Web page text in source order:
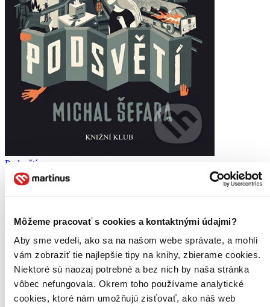
Môžeme pracovať s cookies a kontaktnými údajmi?
Aby sme vedeli, ako sa na našom webe správate, a mohli
vám zobraziť tie najlepšie tipy na knihy, zbierame cookies.
Niektoré sú naozaj potrebné a bez nich by naša stránka
vôbec nefungovala. Okrem toho používame analytické
cookies, ktoré nám umožňujú zisťovať, ako náš web
Podsvětí
CZ
Michal Šefara
V pražském metru se děje něco zvláštního. Výpadky světel, podivné
oltáře v tunelech, ozvěny a stihomamy jsou však jen předzvěstí
blížící se apokalypsy. Vedoucí techniků, starší muž přezdívaný
Haďák, mladá úspěšná...
Čítaná
mierne opotrebovaná
Túto knihu sme vykúpili cezKnihovrátok a je mierne
opotrebovaná.Na tejto knihe už síce poznať, že ju niekto